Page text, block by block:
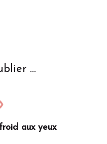
...
aux yeux